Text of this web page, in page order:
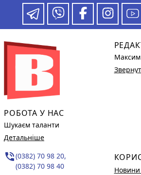
РОБОТА У НАС
Шукаєм таланти
Детальніше
phone_in_talk(0382) 70 98 20,
(0382) 70 98 40
Новини